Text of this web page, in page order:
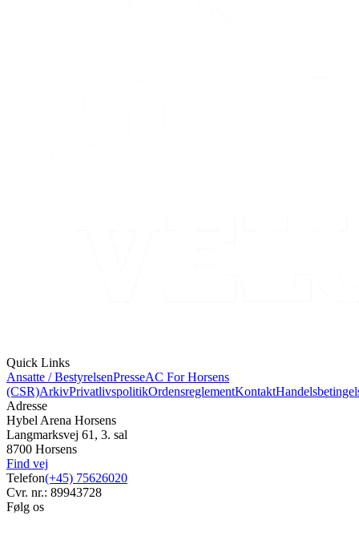
Quick Links
Ansatte / BestyrelsenPresseAC For Horsens
(CSR)ArkivPrivatlivspolitikOrdensreglementKontakt
Adresse
Hybel Arena Horsens
Langmarksvej 61, 3. sal
8700 Horsens
Find vej
Telefon(+45) 75626020
Cvr. nr.: 89943728
Følg os